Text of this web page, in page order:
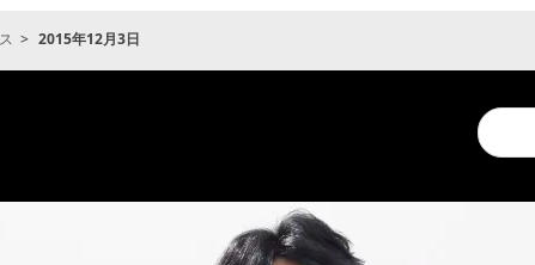
2015年12月3日
Conduct
a
search